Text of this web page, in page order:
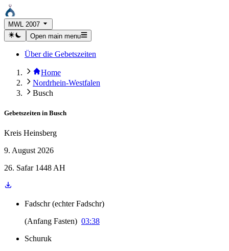
MWL 2007
Open main menu
Über die Gebetszeiten
Home
Nordrhein-Westfalen
Busch
Gebetszeiten in Busch
Kreis Heinsberg
9. August 2026
26. Safar 1448 AH
Fadschr (echter Fadschr)
(Anfang Fasten) 03:38
Schuruk